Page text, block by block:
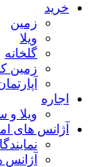
خرید
زمین
ویلا
گلخانه
زمین
اجاره
ویلا و
آژانس های
آژانس